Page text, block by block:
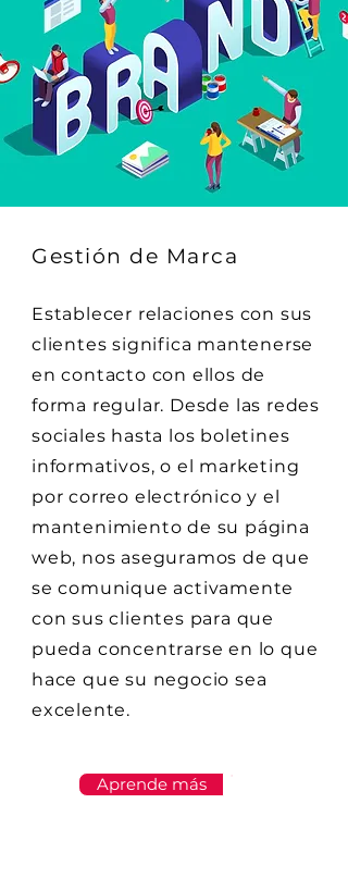
Gestión de Marca
Establecer relaciones con sus
clientes significa mantenerse
en contacto con ellos de
forma regular. Desde las redes
sociales hasta los boletines
informativos, o el marketing
por correo electrónico y el
mantenimiento de su página
web, nos aseguramos de que
se comunique activamente
con sus clientes para que
pueda concentrarse en lo que
hace que su negocio sea
excelente.
Aprende más